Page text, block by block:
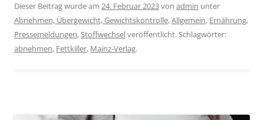
Dieser Beitrag wurde am 24. Februar 2023von admin unter
Abnehmen, Übergewicht, Gewichtskontrolle,Allgemein, Ernährung,
Pressemeldungen,Stoffwechselveröffentlicht. Schlagwörter:
abnehmen, Fettkiller, Mainz-Verlag.